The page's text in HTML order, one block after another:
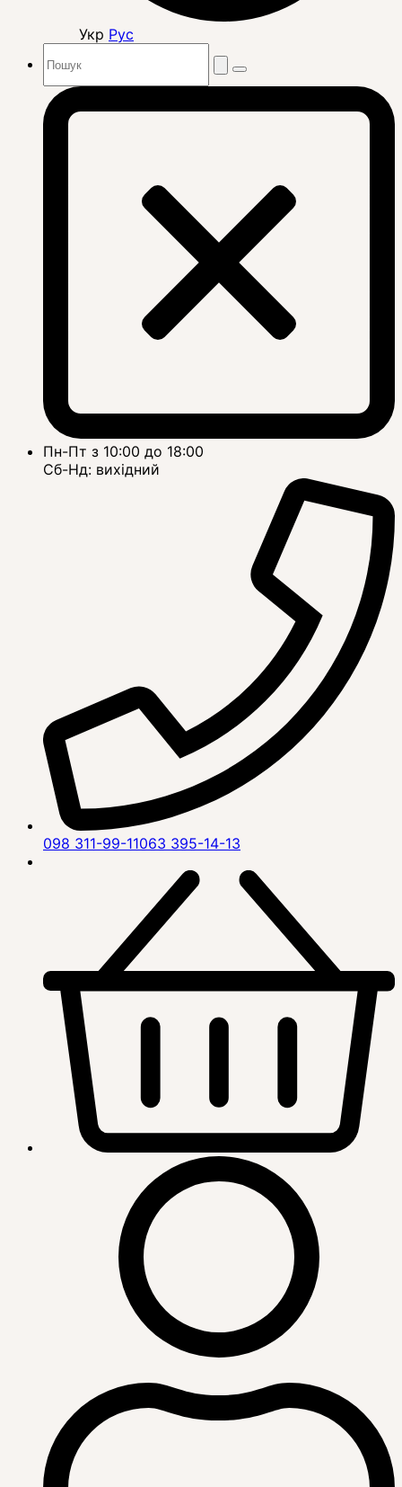
Укр Рус
Пн-Пт з 10:00 до 18:00
Сб-Нд: вихідний
098 311-99-11063 395-14-13